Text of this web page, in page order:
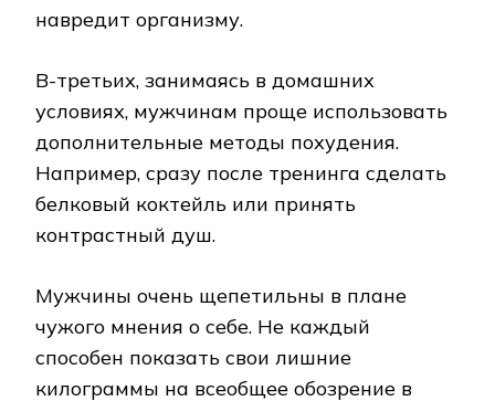
навредит организму.
В-третьих, занимаясь в домашних
условиях, мужчинам проще использовать
дополнительные методы похудения.
Например, сразу после тренинга сделать
белковый коктейль или принять
контрастный душ.
Мужчины очень щепетильны в плане
чужого мнения о себе. Не каждый
способен показать свои лишние
килограммы на всеобщее обозрение в